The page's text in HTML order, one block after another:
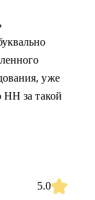
уже
за такой
5.0